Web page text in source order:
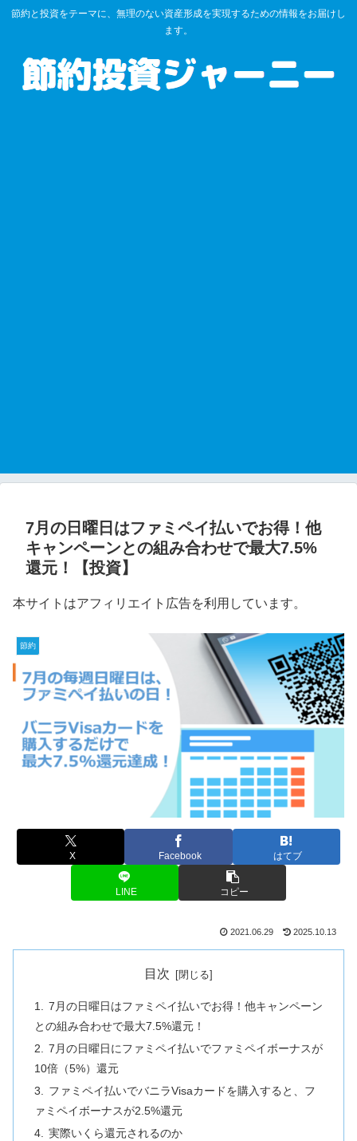
節約と投資をテーマに、無理のない資産形成を実現するための情報をお届けし
ます。
7月の日曜日はファミペイ払いでお得！他
キャンペーンとの組み合わせで最大7.5%
還元！【投資】
本サイトはアフィリエイト広告を利用しています。
節約
X Facebook はてブ
LINE コピー
2021.06.29 2025.10.13
目次
7月の日曜日はファミペイ払いでお得！他キャンペーン
との組み合わせで最大7.5%還元！
7月の日曜日にファミペイ払いでファミペイボーナスが
10倍（5%）還元
ファミペイ払いでバニラVisaカードを購入すると、フ
ァミペイボーナスが2.5%還元
実際いくら還元されるのか